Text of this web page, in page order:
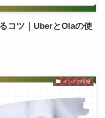
コツ｜UberとOlaの使
インドの情報